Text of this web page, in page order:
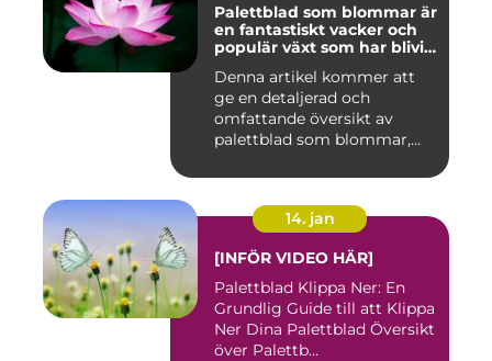
Palettblad som blommar är
en fantastiskt vacker och
populär växt som har blivit
trädgårdsentusiaster runt
om i världen
Denna artikel kommer att
ge en detaljerad och
omfattande översikt av
palettblad som blommar,
14. jan
[INFÖR VIDEO HÄR]
Palettblad Klippa Ner: En
Grundlig Guide till att Klippa
Ner Dina Palettblad Översikt
över Palettb...